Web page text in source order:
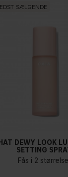
SÆLGENDE
DEWY LOOK
SETTING
Fås i 2